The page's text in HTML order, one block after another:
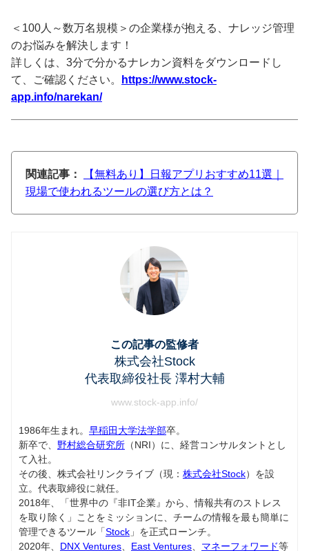
＜100人～数万名規模＞の企業様が抱える、ナレッジ管理
のお悩みを解決します！
詳しくは、3分で分かるナレカン資料をダウンロードし
て、ご確認ください。
https://www.stock-
app.info/narekan/
関連記事：
【無料あり】日報アプリおすすめ11選｜
現場で使われるツールの選び方とは？
この記事の監修者
株式会社Stock
代表取締役社長 澤村大輔
www.stock-app.info/
1986年生まれ。 早稲田大学法学部卒。
新卒で、 野村総合研究所 （NRI）に、経営コンサルタントとし
て入社。
その後、株式会社リンクライブ（現： 株式会社Stock）を設
立。代表取締役に就任。
2018年、「世界中の『非IT企業』から、情報共有のストレス
を取り除く」ことをミッションに、チームの情報を最も簡単に
管理できるツール「Stock 」を正式ローンチ。
2020年、 DNX Ventures East Ventures マネーフォワード等